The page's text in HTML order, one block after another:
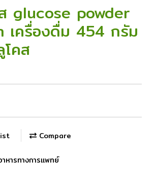
glucose powder
เครื่องดื่ม 454 กรัม
คส
Compare
าหารทางการแพทย์